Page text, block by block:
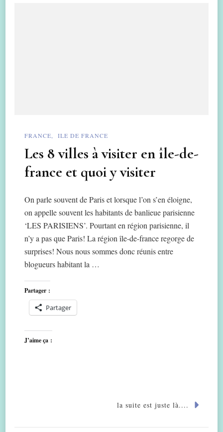
FRANCE ILE DE FRANCE
Les 8 villes à visiter en île-de-
france et quoi y visiter
On parle souvent de Paris et lorsque l’on s’en éloigne,
on appelle souvent les habitants de banlieue parisienne
‘LES PARISIENS’. Pourtant en région parisienne, il
n’y a pas que Paris! La région île-de-france regorge de
surprises! Nous nous sommes donc réunis entre
blogueurs habitant la …
Partager :
Partager
J’aime ça :
la suite est juste là....